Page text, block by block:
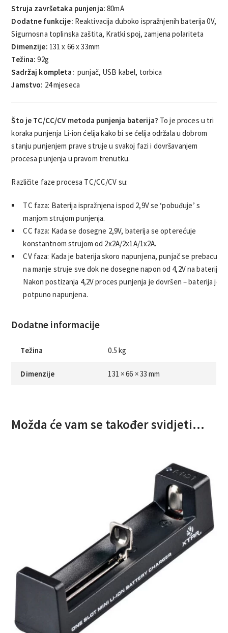
Struja završetaka punjenja: 80mA
Dodatne funkcije: Reaktivacija duboko ispražnjenih baterija 0V,
Sigurnosna toplinska zaštita, Kratki spoj, zamjena polariteta
Dimenzije: 131 x 66 x 33mm
Težina: 92g
Sadržaj kompleta: punjač, USB kabel, torbica
Jamstvo: 24 mjeseca
Što je TC/CC/CV metoda punjenja baterija? To je proces u tri
koraka punjenja Li-ion ćelija kako bi se ćelija održala u dobrom
stanju punjenjem prave struje u svakoj fazi i dovršavanjem
procesa punjenja u pravom trenutku.
Različite faze procesa TC/CC/CV su:
TC faza: Baterija ispražnjena ispod 2,9V se ‘pobuđuje’ s
manjom strujom punjenja.
CC faza: Kada se dosegne 2,9V, baterija se opterećuje
konstantnom strujom od 2x2A/2x1A/1x2A.
CV faza: Kada je baterija skoro napunjena, punjač se prebacuje
na manje struje sve dok ne dosegne napon od 4,2V na bateriji.
Nakon postizanja 4,2V proces punjenja je dovršen – baterija je
potpuno napunjena.
Dodatne informacije
Težina 0.5 kg
Dimenzije 131 × 66 × 33 mm
Možda će vam se također svidjeti…